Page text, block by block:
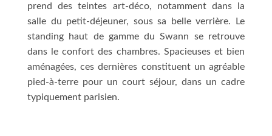
prend des teintes art-déco, notamment dans la
salle du petit-déjeuner, sous sa belle verrière. Le
standing haut de gamme du Swann se retrouve
dans le confort des chambres. Spacieuses et bien
aménagées, ces dernières constituent un agréable
pied-à-terre pour un court séjour, dans un cadre
typiquement parisien.